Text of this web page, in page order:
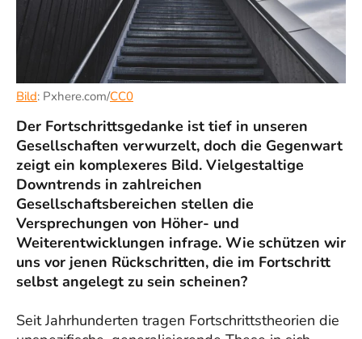
Bild: Pxhere.com/CC0
Der Fortschrittsgedanke ist tief in unseren
Gesellschaften verwurzelt, doch die Gegenwart
zeigt ein komplexeres Bild. Vielgestaltige
Downtrends in zahlreichen
Gesellschaftsbereichen stellen die
Versprechungen von Höher- und
Weiterentwicklungen infrage. Wie schützen wir
uns vor jenen Rückschritten, die im Fortschritt
selbst angelegt zu sein scheinen?
Seit Jahrhunderten tragen Fortschrittstheorien die